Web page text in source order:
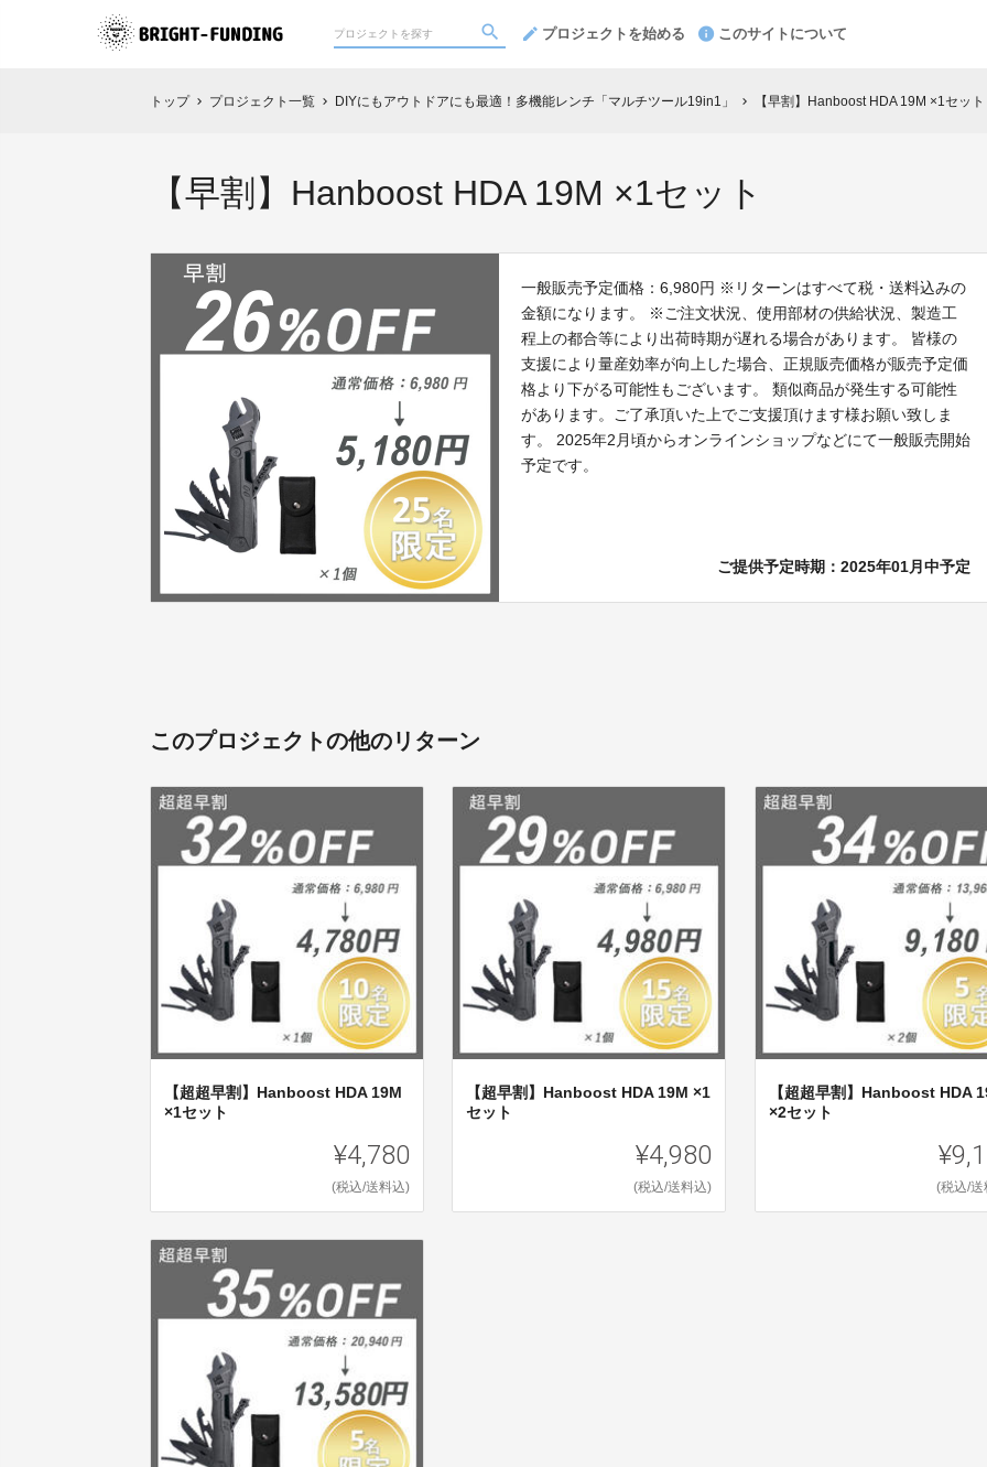
プロジェクトを始める このサイトについて
トップ chevron_right プロジェクト一覧 chevron_right DIYにもアウトドアにも最適！多機能レンチ「マルチツール19in1」 chevron_right 【早割】Hanboost HDA 19M ×1セット
【早割】Hanboost HDA 19M ×1セット
一般販売予定価格：6,980円 ※リターンはすべて税・送料込みの
金額になります。 ※ご注文状況、使用部材の供給状況、製造工
程上の都合等により出荷時期が遅れる場合があります。 皆様の
支援により量産効率が向上した場合、正規販売価格が販売予定価
格より下がる可能性もございます。 類似商品が発生する可能性
があります。ご了承頂いた上でご支援頂けます様お願い致しま
す。 2025年2月頃からオンラインショップなどにて一般販売開始
予定です。
ご提供予定時期：2025年01月中予定
このプロジェクトの他のリターン
【超超早割】Hanboost HDA 19M
×1セット
¥4,780
(税込/送料込)
【超早割】Hanboost HDA 19M ×1
セット
¥4,980
(税込/送料込)
【超超早割】Hanboost HDA
×2セット
(税込/送